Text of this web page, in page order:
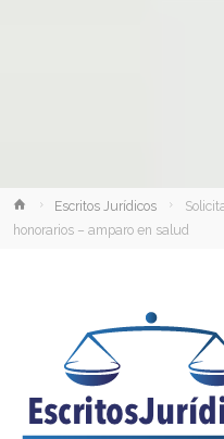
InicioEscritos Jurídicos
honorarios – amparo en salud